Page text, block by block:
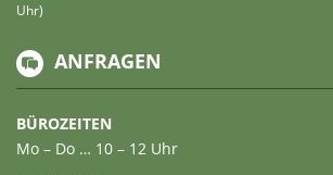
Uhr)
ANFRAGEN
BÜROZEITEN
Mo – Do … 10 – 12 Uhr